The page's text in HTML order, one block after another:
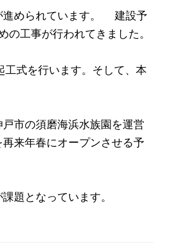
進められています。 建設予
工事が行われてきました。
式を行います。そして、本
市の須磨海浜水族園を運営
来年春にオープンさせる予
題となっています。